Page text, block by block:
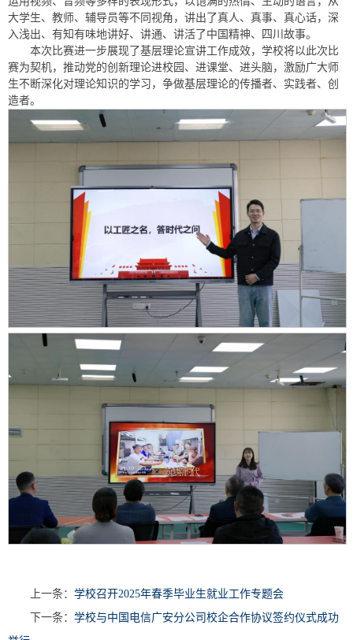
大学生、教师、辅导员等不同视角，讲出了真人、真事、真心话，深
入浅出、有知有味地讲好、讲通、讲活了中国精神、四川故事。
本次比赛进一步展现了基层理论宣讲工作成效，学校将以此次比
赛为契机，推动党的创新理论进校园、进课堂、进头脑，激励广大师
生不断深化对理论知识的学习，争做基层理论的传播者、实践者、创
造者。
上一条： 学校召开2025年春季毕业生就业工作专题会
下一条： 学校与中国电信广安分公司校企合作协议签约仪式成功